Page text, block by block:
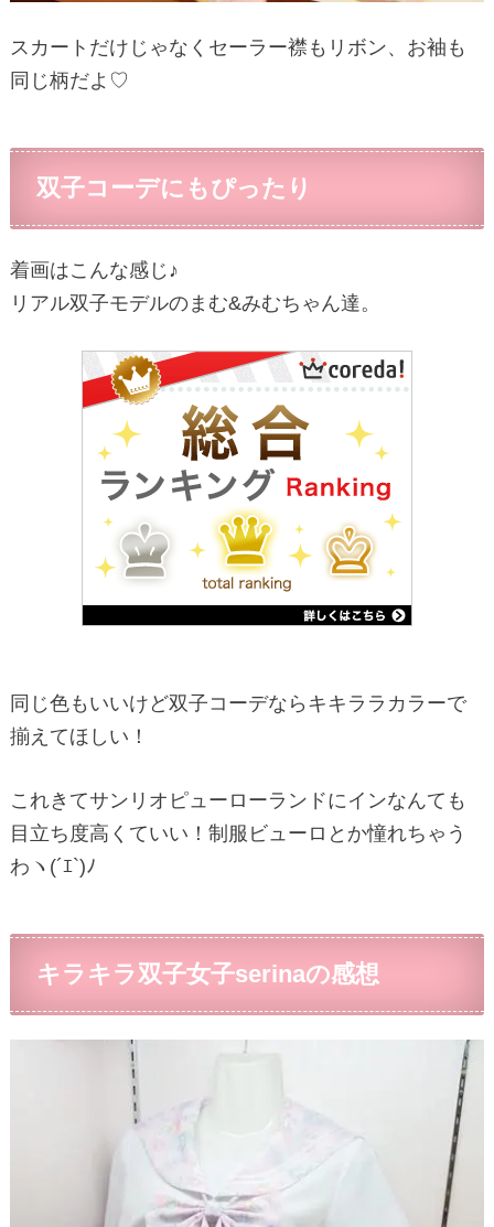
スカートだけじゃなくセーラー襟もリボン、お袖も
同じ柄だよ♡
双子コーデにもぴったり
着画はこんな感じ♪
リアル双子モデルのまむ&みむちゃん達。
同じ色もいいけど双子コーデならキキララカラーで
揃えてほしい！
これきてサンリオピューローランドにインなんても
目立ち度高くていい！制服ビューロとか憧れちゃう
わヽ(´ｴ`)ﾉ
キラキラ双子女子serinaの感想